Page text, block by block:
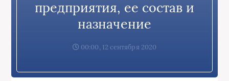
предприятия, ее состав и
назначение
00:00, 12 сентября 2020